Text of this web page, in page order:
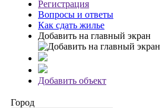
Регистрация
Вопросы и ответы
Как сдать жилье
Добавить на главный экран
Добавить объект
Город